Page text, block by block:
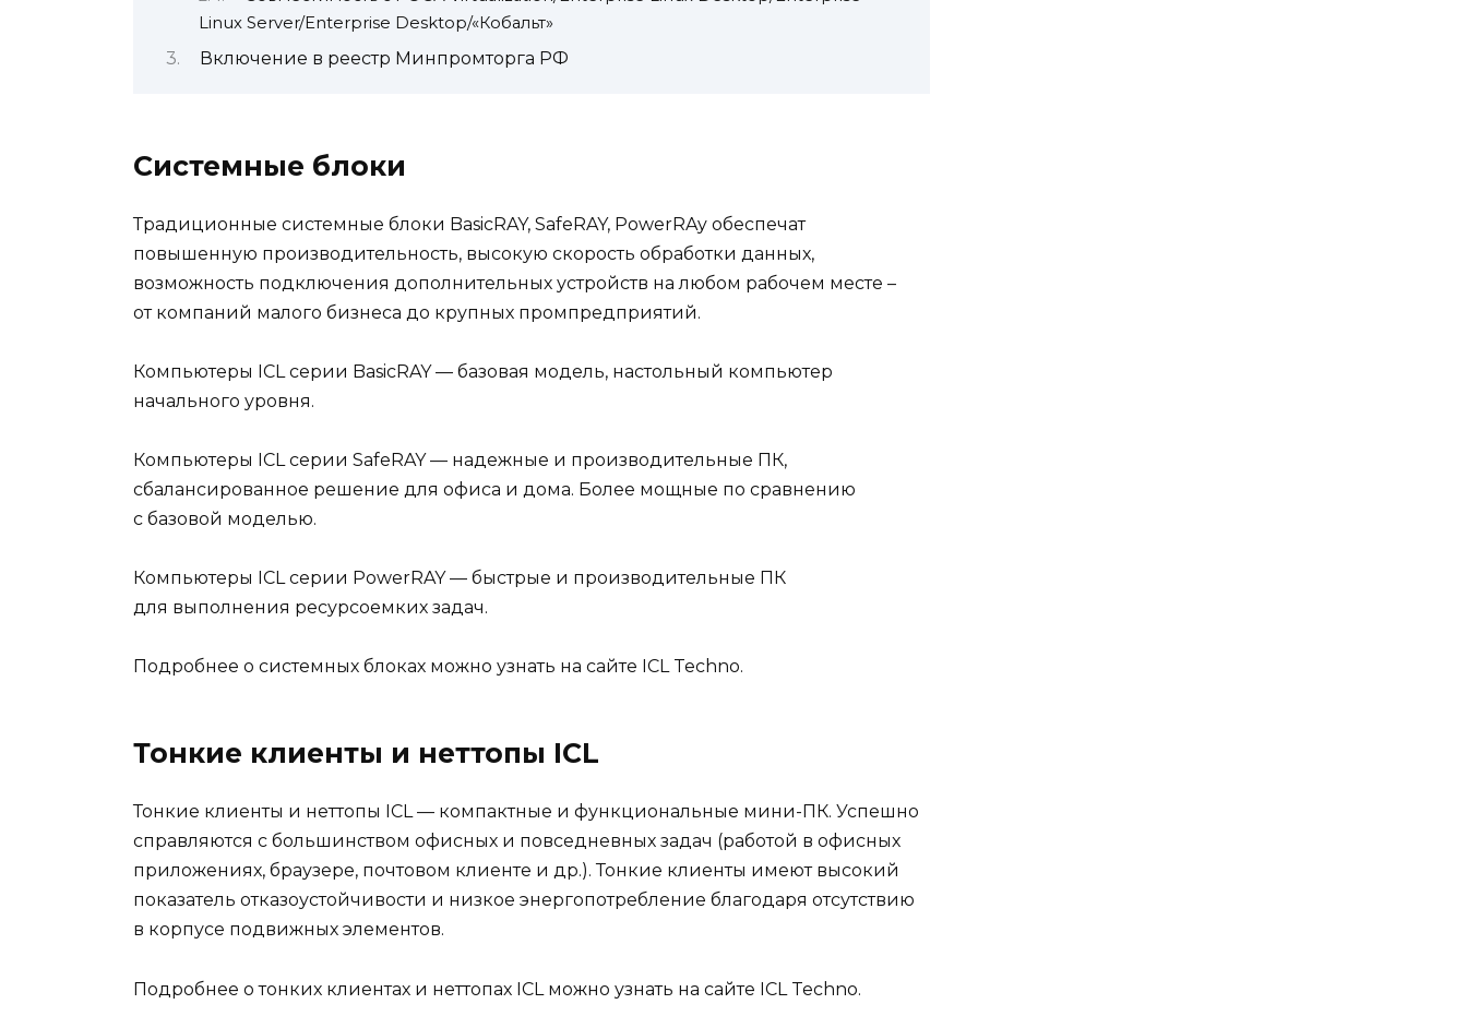
Linux Server/Enterprise Desktop/«Кобальт»
Включение в реестр Минпромторга РФ
Системные блоки
Традиционные системные блоки BasicRAY, SafeRAY, PowerRAy обеспечат
повышенную производительность, высокую скорость обработки данных,
возможность подключения дополнительных устройств на любом рабочем месте –
от компаний малого бизнеса до крупных промпредприятий.
Компьютеры ICL серии BasicRAY— базовая модель, настольный компьютер
начального уровня.
Компьютеры ICL серии SafeRAY— надежные и производительные ПК,
сбалансированное решение для офиса и дома. Более мощные по сравнению
с базовой моделью.
Компьютеры ICL серии PowerRAY— быстрые и производительные ПК
для выполнения ресурсоемких задач.
Подробнее о системных блоках можно узнать на сайте ICL Techno.
Тонкие клиенты и неттопы ICL
Тонкие клиенты и неттопы ICL — компактные и функциональные мини-ПК. Успешно
справляются с большинством офисных и повседневных задач (работой в офисных
приложениях, браузере, почтовом клиенте и др.). Тонкие клиенты имеют высокий
показатель отказоустойчивости и низкое энергопотребление благодаря отсутствию
в корпусе подвижных элементов.
Подробнее о тонких клиентах и неттопах ICL можно узнать на сайте ICL Techno.